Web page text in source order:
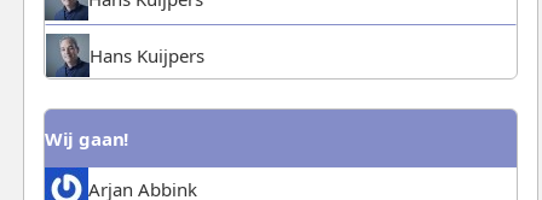
Hans Kuijpers
Wij gaan!
Arjan Abbink